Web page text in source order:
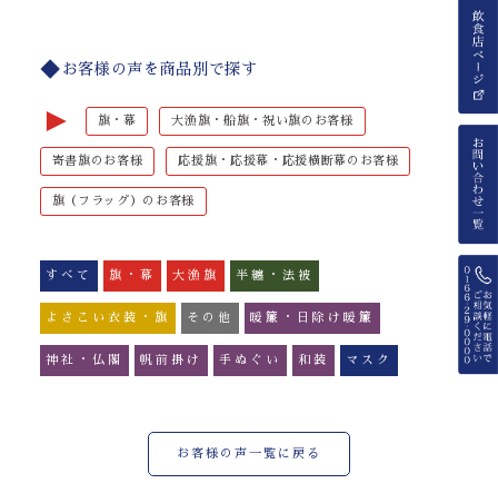
お客様の声を商品別で探す
► 旗・幕 大漁旗・船旗・祝い旗のお客様
寄書旗のお客様 応援旗・応援幕・応援横断幕のお客様
旗（フラッグ）のお客様
すべて 旗・幕 大漁旗 半纏・法被
よさこい衣装・旗 その他 暖簾・日除け暖簾
神社・仏閣 帆前掛け 手ぬぐい 和装 マスク
お客様の声一覧に戻る